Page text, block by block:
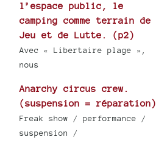
l’espace public, le
camping comme terrain de
Jeu et de Lutte. (p2)
Avec « Libertaire plage »,
nous
Anarchy circus crew.
(suspension = réparation)
Freak show / performance /
suspension /